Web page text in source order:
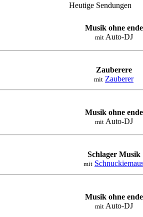
Heutige Sendungen
Musik ohne ende
mitAuto-DJ
Zauberere
mit Zauberer
Musik ohne ende
mitAuto-DJ
Schlager Musik
mit
Musik ohne ende
mitAuto-DJ